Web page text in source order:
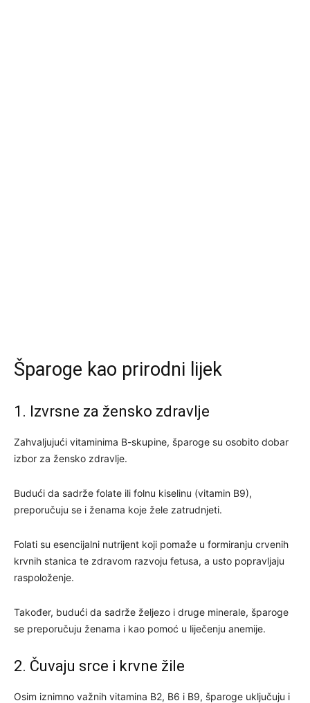
Šparoge kao prirodni lijek
1. Izvrsne za žensko zdravlje
Zahvaljujući vitaminima B-skupine, šparoge su osobito dobar
izbor za žensko zdravlje.
Budući da sadrže folate ili folnu kiselinu (vitamin B9),
preporučuju se i ženama koje žele zatrudnjeti.
Folati su esencijalni nutrijent koji pomaže u formiranju crvenih
krvnih stanica te zdravom razvoju fetusa, a usto popravljaju
raspoloženje.
Također, budući da sadrže željezo i druge minerale, šparoge
se preporučuju ženama i kao pomoć u liječenju anemije.
2. Čuvaju srce i krvne žile
Osim iznimno važnih vitamina B2, B6 i B9, šparoge uključuju i